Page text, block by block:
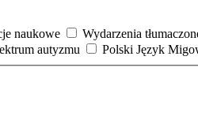
naukowe Wydarzenia
autyzmu Polski Język